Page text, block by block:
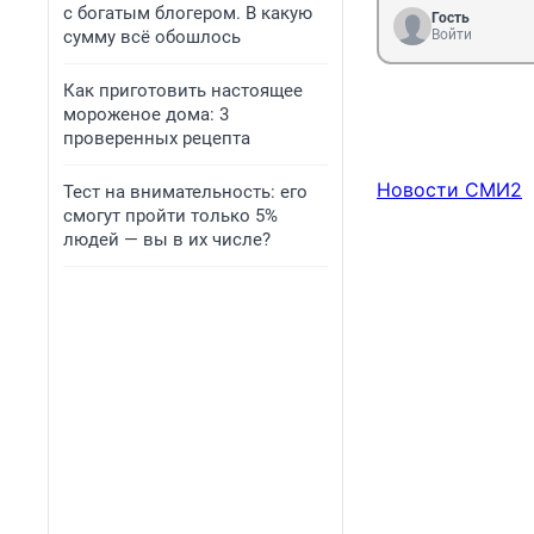
с богатым блогером. В какую
сумму всё обошлось
Как приготовить настоящее
мороженое дома: 3
проверенных рецепта
Тест на внимательность: его
смогут пройти только 5%
людей — вы в их числе?
Гость
Войти
Новости СМИ2